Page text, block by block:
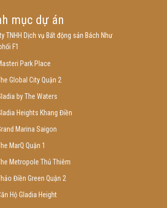
mục dự án
TNHH Dịch vụ Bất động sản Bách Như
F1
Park Place
Global City Quận 2
by The Waters
Heights Khang Điền
Marina Saigon
MarQ Quận 1
Metropole Thủ Thiêm
Điền Green Quận 2
Hộ Gladia Height